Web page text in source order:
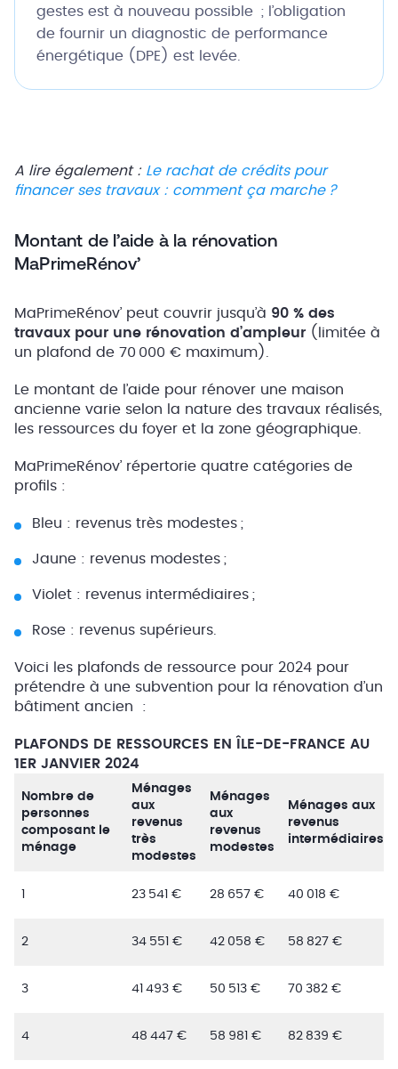
gestes est à nouveau possible ; l’obligation
de fournir un diagnostic de performance
énergétique (DPE) est levée.
A lire également : Le rachat de crédits pour
financer ses travaux : comment ça marche ?
Montant de l’aide à la rénovation
MaPrimeRénov’
MaPrimeRénov’ peut couvrir jusqu’à 90 % des
travaux pour une rénovation d’ampleur (limitée à
un plafond de 70 000 € maximum).
Le montant de l’aide pour rénover une maison
ancienne varie selon la nature des travaux réalisés,
les ressources du foyer et la zone géographique.
MaPrimeRénov’ répertorie quatre catégories de
profils :
Bleu : revenus très modestes ;
Jaune : revenus modestes ;
Violet : revenus intermédiaires ;
Rose : revenus supérieurs.
Voici les plafonds de ressource pour 2024 pour
prétendre à une subvention pour la rénovation d’un
bâtiment ancien :
PLAFONDS DE RESSOURCES EN ÎLE-DE-FRANCE AU
1ER JANVIER 2024
Nombre de
personnes
composant le
ménage
Ménages
aux
revenus
très
modestes
Ménages
aux
revenus
modestes
Ménages aux
revenus
intermédiaires
23 541 € 28 657 € 40 018 €
2 34 551 € 42 058 € 58 827 €
3 41 493 € 50 513 € 70 382 €
4 48 447 € 58 981 € 82 839 €